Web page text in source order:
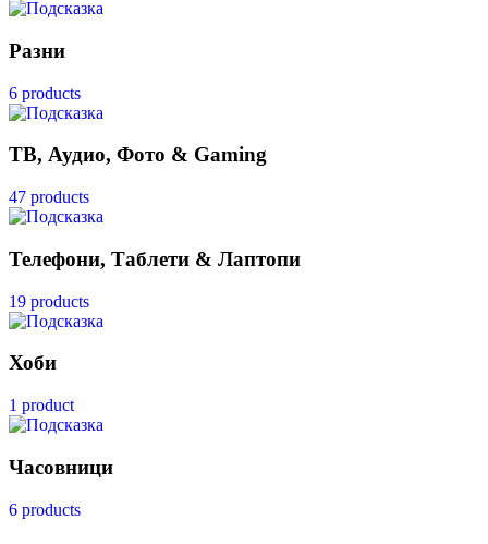
Разни
6 products
ТВ, Аудио, Фото & Gaming
47 products
Телефони, Таблети & Лаптопи
19 products
Хоби
1 product
Часовници
6 products